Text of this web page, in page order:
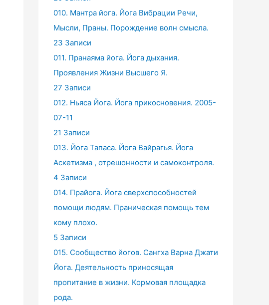
010. Мантра йога. Йога Вибрации Речи,
Мысли, Праны. Порождение волн смысла.
23 Записи
011. Пранаяма йога. Йога дыхания.
Проявления Жизни Высшего Я.
27 Записи
012. Ньяса Йога. Йога прикосновения. 2005-
07-11
21 Записи
013. Йога Тапаса. Йога Вайрагья. Йога
Аскетизма , отрешонности и самоконтроля.
4 Записи
014. Прайога. Йога сверхспособностей
помощи людям. Праническая помощь тем
кому плохо.
5 Записи
015. Сообщество йогов. Сангха Варна Джати
Йога. Деятельность приносящая
пропитание в жизни. Кормовая площадка
рода.